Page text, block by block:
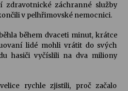
recitál Michala Novenka v Klášteře
zdravotnické záchranné služby
v pelhřimovské nemocnici.
během dvaceti minut, krátce
lidé mohli vrátit do svých
hasiči vyčíslili na dva miliony
rychle zjistili, proč začalo